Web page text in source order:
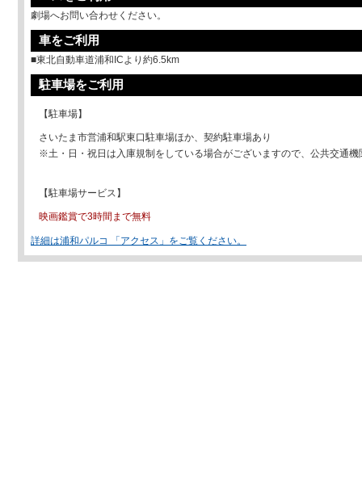
劇場へお問い合わせください。
車をご利用
■東北自動車道浦和ICより約6.5km
駐車場をご利用
【駐車場】
さいたま市営浦和駅東口駐車場ほか、契約駐車場あり
※土・日・祝日は入庫規制をしている場合がございますので、公共交通
【駐車場サービス】
映画鑑賞で3時間まで無料
詳細は浦和パルコ 「アクセス」をご覧ください。